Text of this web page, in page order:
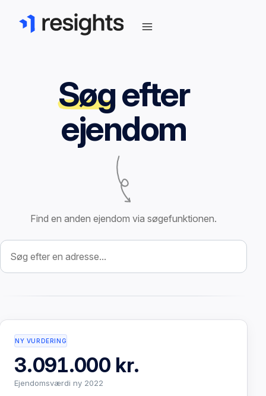
Søgefter
ejendom
Find en anden ejendom via søgefunktionen.
Søg efter ejendom
NY VURDERING
3.091.000 kr.
Ejendomsværdi ny 2022